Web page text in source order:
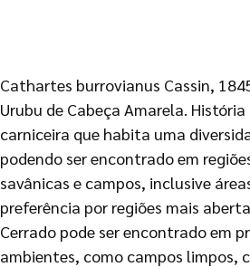
Cathartes burrovianus Cassin,
Urubu de Cabeça Amarela.
carniceira que habita uma
podendo ser encontrado em
savânicas e campos, inclusive
preferência por regiões mais
Cerrado pode ser encontrado em
ambientes, como campos limpos,